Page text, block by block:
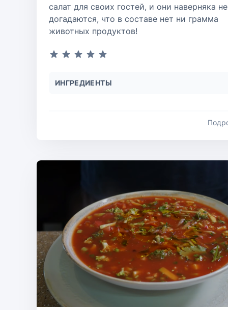
салат для своих гостей, и они наверняка
догадаются, что в составе нет ни грамма
животных продуктов!
ИНГРЕДИЕНТЫ